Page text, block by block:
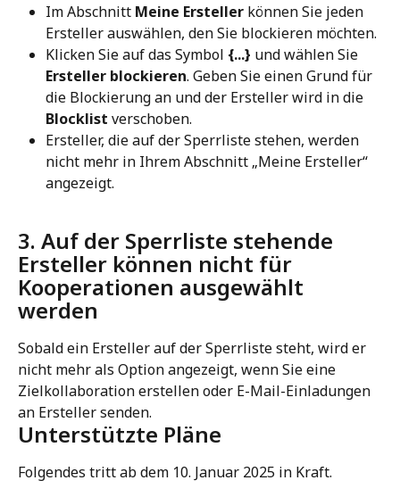
Im Abschnitt Meine Ersteller können Sie jeden
Ersteller auswählen, den Sie blockieren möchten.
Klicken Sie auf das Symbol {...} und wählen Sie
Ersteller blockieren. Geben Sie einen Grund für
die Blockierung an und der Ersteller wird in die
Blocklist verschoben.
Ersteller, die auf der Sperrliste stehen, werden
nicht mehr in Ihrem Abschnitt „Meine Ersteller“
angezeigt.
3. Auf der Sperrliste stehende
Ersteller können nicht für
Kooperationen ausgewählt
werden
Sobald ein Ersteller auf der Sperrliste steht, wird er
nicht mehr als Option angezeigt, wenn Sie eine
Zielkollaboration erstellen oder E-Mail-Einladungen
an Ersteller senden.
Unterstützte Pläne
Folgendes tritt ab dem 10. Januar 2025 in Kraft.